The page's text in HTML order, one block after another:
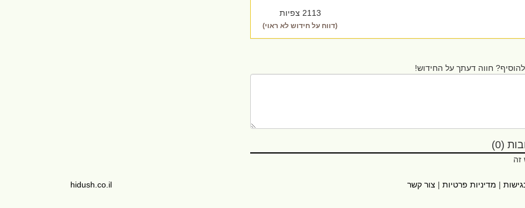
2113 צפיות
(דווח על חידוש לא ראוי)
חווה דעתך על החידוש!
(0)
זה
| מדיניות פרטיות | צור קשר hidush.co.il